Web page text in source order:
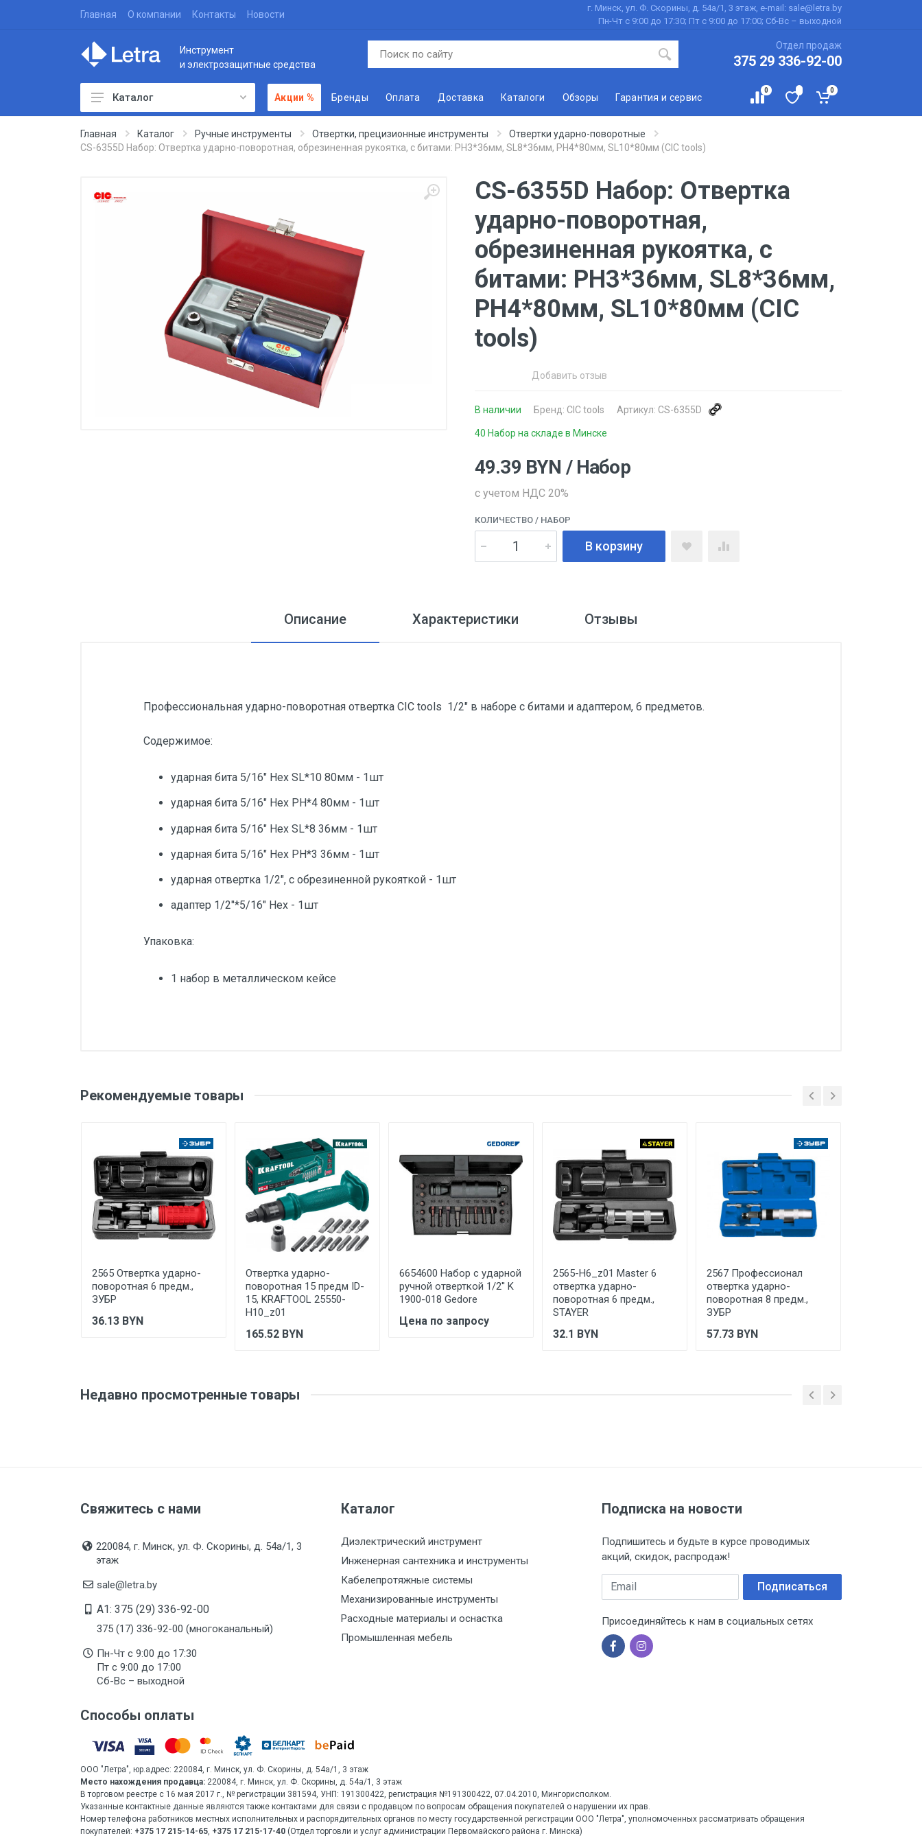
Главная О компании Контакты Новости
г. Минск, ул. Ф. Скорины, д. 54а/1, 3 этаж, e-mail: sale@letra.by
Пн-Чт с 9:00 до 17:30; Пт с 9:00 до 17:00; Сб-Вс – выходной
Инструмент
и электрозащитные средства
Отдел продаж
375 29 336-92-00
Каталог Акции % Бренды Оплата Доставка Каталоги Обзоры Гарантия и сервис
0 0
Главная Каталог Ручные инструменты Отвертки, прецизионные инструменты
Отвертки ударно-поворотные
CS-6355D Набор: Отвертка ударно-поворотная, обрезиненная рукоятка, с битами: PH3*36мм, SL8*36мм, PH4*80мм, SL10*80мм (CIC tools)
CS-6355D Набор: Отвертка
ударно-поворотная,
обрезиненная рукоятка, с
битами: PH3*36мм, SL8*36мм,
PH4*80мм, SL10*80мм (CIC
tools)
Добавить отзыв
В наличии Бренд: CIC tools Артикул: CS-6355D
40 Набор на складе в Минске
49.39 BYN / Набор
с учетом НДС 20%
КОЛИЧЕСТВО / НАБОР
В корзину
Описание Характеристики Отзывы
Профессиональная ударно-поворотная отвертка CIC tools 1/2" в наборе с битами и адаптером, 6 предметов.
Содержимое:
ударная бита 5/16" Hex SL*10 80мм - 1шт
ударная бита 5/16" Hex PH*4 80мм - 1шт
ударная бита 5/16" Hex SL*8 36мм - 1шт
ударная бита 5/16" Hex PH*3 36мм - 1шт
ударная отвертка 1/2", с обрезиненной рукояткой - 1шт
адаптер 1/2"*5/16" Hex - 1шт
Упаковка:
1 набор в металлическом кейсе
Производитель и место
Страна производства
ТАЙВАНЬ (КИТАЙ)
Срок службы
Указан на упаковке / в паспорте товара
Дата изготовления
Указана на упаковке / в паспорте товара
Срок годности
Указан на упаковке / в паспорте товара
Подтверждение
соответствия
Товар соответствует требованиям технических регламентов ТР ТС (ЕАЭС). Сведения о номере
сертификата/декларации соответствия содержатся в сопроводительной документации к
товару и предоставляются по запросу покупателя
Ваше сообщение
Отправить отзыв
Рекомендуемые товары
2565 Отвертка ударно-
поворотная 6 предм.,
ЗУБР
36.13 BYN
Отвертка ударно-
поворотная 15 предм ID-
15, KRAFTOOL 25550-
H10_z01
165.52 BYN
6654600 Набор с ударной
ручной отверткой 1/2'' K
1900-018 Gedore
Цена по запросу
2565-H6_z01 Master 6
отвертка ударно-
поворотная 6 предм.,
STAYER
32.1 BYN
2567 Профессионал
отвертка ударно-
поворотная 8 предм.,
ЗУБР
57.73 BYN
Недавно просмотренные товары
Свяжитесь с нами
220084, г. Минск, ул. Ф. Скорины, д. 54а/1, 3
этаж
sale@letra.by
A1: 375 (29) 336-92-00
375 (17) 336-92-00 (многоканальный)
Пн-Чт с 9:00 до 17:30
Пт с 9:00 до 17:00
Сб-Вс – выходной
Каталог
Диэлектрический инструмент
Инженерная сантехника и инструменты
Кабелепротяжные системы
Механизированные инструменты
Расходные материалы и оснастка
Промышленная мебель
Подписка на новости
Подпишитесь и будьте в курсе проводимых
акций, скидок, распродаж!
Email Подписаться
Присоединяйтесь к нам в социальных сетях
Способы оплаты
ООО "Летра", юр.адрес: 220084, г. Минск, ул. Ф. Скорины, д. 54а/1, 3 этаж
Место нахождения продавца: 220084, г. Минск, ул. Ф. Скорины, д. 54а/1, 3 этаж
В торговом реестре с 16 мая 2017 г., № регистрации 381594, УНП: 191300422, регистрация №191300422, 07.04.2010, Мингорисполком.
Указанные контактные данные являются также контактами для связи с продавцом по вопросам обращения покупателей о нарушении их прав.
Номер телефона работников местных исполнительных и распорядительных органов по месту государственной регистрации ООО "Летра", уполномоченных рассматривать обращения
покупателей: +375 17 215-14-65, +375 17 215-17-40 (Отдел торговли и услуг администрации Первомайского района г. Минска)